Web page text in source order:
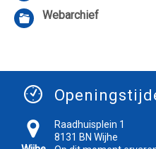
Webarchief
Raadhuisplein 1
8131 BN Wijhe